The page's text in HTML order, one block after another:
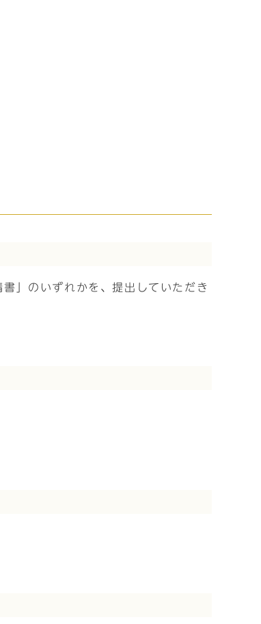
」のいずれかを、提出していただき